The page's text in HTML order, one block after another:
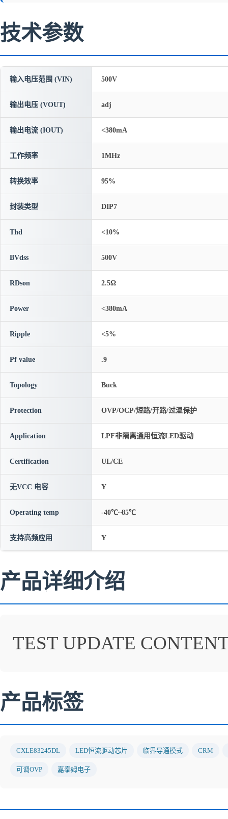
技术参数
输入电压范围 (VIN) 500V
输出电压 (VOUT) adj
输出电流 (IOUT) <380mA
工作频率 1MHz
转换效率 95%
封装类型 DIP7
Thd <10%
BVdss 500V
RDson 2.5Ω
Power <380mA
Ripple <5%
Pf value .9
Topology Buck
Protection OVP/OCP/短路/开路/过温保护
Application LPF非隔离通用恒流LED驱动
Certification UL/CE
无VCC 电容 Y
Operating temp -40℃~85℃
支持高频应用 Y
产品详细介绍
TEST UPDATE
产品标签
CXLE83245DL LED恒流驱动芯片 临界导通模式 CRM
可调OVP 嘉泰姆电子